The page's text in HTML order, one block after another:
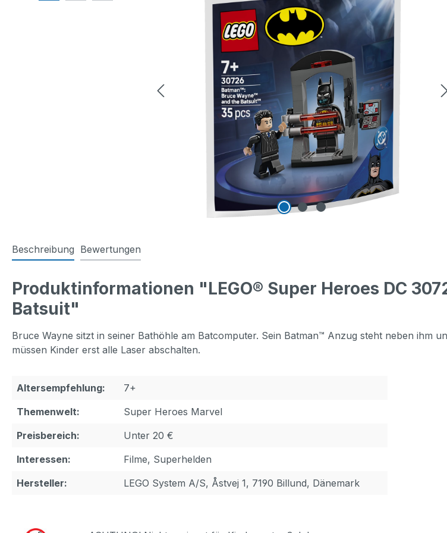
Beschreibung Bewertungen
Produktinformationen "LEGO® Super Heroes DC
Batsuit"
Bruce Wayne sitzt in seiner Bathöhle am Batcomputer. Sein Batman™ Anzug steht neben ihm
müssen Kinder erst alle Laser abschalten.
Altersempfehlung:
7+
Themenwelt:
Super Heroes Marvel
Preisbereich:
Unter 20 €
Interessen:
Filme, Superhelden
Hersteller:
LEGO System A/S, Åstvej 1, 7190 Billund, Dänemark